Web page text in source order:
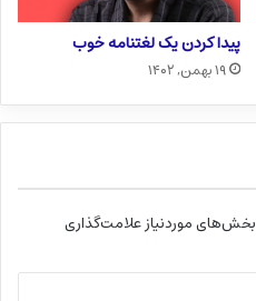
پیدا کردن یک لغتنامه خوب
۱۹ بهمن, ۱۴۰۲
بخش‌های موردنیاز علامت‌گذاری